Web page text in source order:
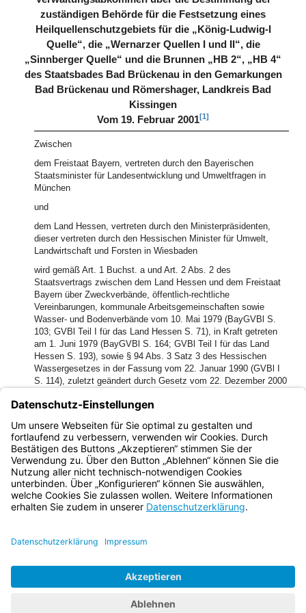
zuständigen Behörde für die Festsetzung eines
Heilquellenschutzgebiets für die „König-Ludwig-I
Quelle“, die „Wernarzer Quellen I und II“, die
„Sinnberger Quelle“ und die Brunnen „HB 2“, „HB 4“
des Staatsbades Bad Brückenau in den Gemarkungen
Bad Brückenau und Römershager, Landkreis Bad
Kissingen
Vom 19. Februar 2001[1]
Zwischen
dem Freistaat Bayern, vertreten durch den Bayerischen
Staatsminister für Landesentwicklung und Umweltfragen in
München
und
dem Land Hessen, vertreten durch den Ministerpräsidenten,
dieser vertreten durch den Hessischen Minister für Umwelt,
Landwirtschaft und Forsten in Wiesbaden
wird gemäß Art. 1 Buchst. a und Art. 2 Abs. 2 des
Staatsvertrags zwischen dem Land Hessen und dem Freistaat
Bayern über Zweckverbände, öffentlich-rechtliche
Vereinbarungen, kommunale Arbeitsgemeinschaften sowie
Wasser- und Bodenverbände vom 10. Mai 1979 (BayGVBl S.
103; GVBl Teil I für das Land Hessen S. 71), in Kraft getreten
am 1. Juni 1979 (BayGVBl S. 164; GVBl Teil I für das Land
Hessen S. 193), sowie § 94 Abs. 3 Satz 3 des Hessischen
Wassergesetzes in der Fassung vom 22. Januar 1990 (GVBl I
S. 114), zuletzt geändert durch Gesetz vom 22. Dezember 2000
Der Staatsvertrag wurde ratifiziert in:
Bayern:Bek. v. 12.3.2001 (GVBl. S. 128).
Bayern.de
BayernPortal
Impressum